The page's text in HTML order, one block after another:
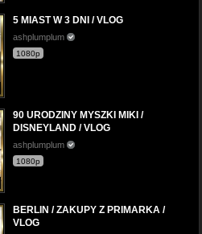
5 MIAST W 3 DNI / VLOG
ashplumplum
1080p
90 URODZINY MYSZKI MIKI /
DISNEYLAND / VLOG
ashplumplum
1080p
BERLIN / ZAKUPY Z PRIMARKA /
VLOG